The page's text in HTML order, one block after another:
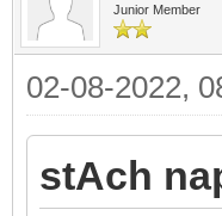
Junior Member
02-08-2022,
stAch